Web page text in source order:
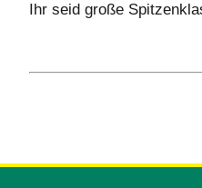
Ihr seid große